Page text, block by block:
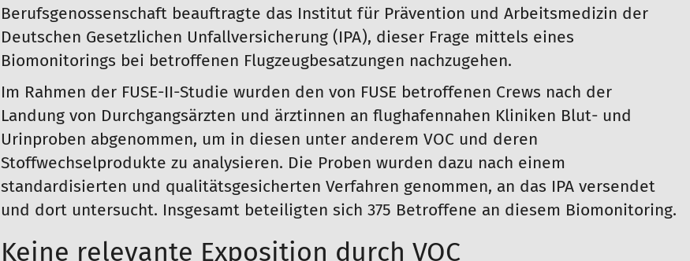
Berufsgenossenschaft beauftragte das Institut für Prävention und Arbeitsmedizin der
Deutschen Gesetzlichen Unfallversicherung (IPA), dieser Frage mittels eines
Biomonitorings bei betroffenen Flugzeugbesatzungen nachzugehen.
Im Rahmen der FUSE-II-Studie wurden den von FUSE betroffenen Crews nach der
Landung von Durchgangsärzten und ärztinnen an flughafennahen Kliniken Blut- und
Urinproben abgenommen, um in diesen unter anderem VOC und deren
Stoffwechselprodukte zu analysieren. Die Proben wurden dazu nach einem
standardisierten und qualitätsgesicherten Verfahren genommen, an das IPA versendet
und dort untersucht. Insgesamt beteiligten sich 375 Betroffene an diesem Biomonitoring.
Keine relevante Exposition durch VOC